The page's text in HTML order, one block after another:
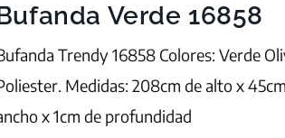
Verde 16858
Trendy 16858 Colores: Verde
Medidas: 208cm de alto x
x 1cm de profundidad